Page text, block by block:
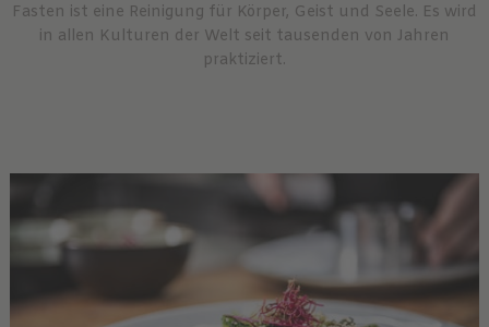
Fasten ist eine Reinigung für Körper, Geist und Seele. Es wird
in allen Kulturen der Welt seit tausenden von Jahren
praktiziert.